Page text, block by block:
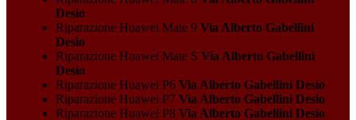
Desio
Riparazione Huawei Mate 9Via Alberto Gabellini
Desio
Riparazione Huawei Mate S Via Alberto Gabellini
Desio
Riparazione Huawei P6Via Alberto Gabellini Desio
Riparazione Huawei P7Via Alberto Gabellini Desio
Riparazione Huawei P8Via Alberto Gabellini Desio